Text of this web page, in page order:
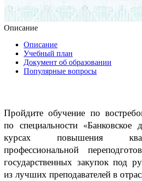
Описание
Описание
Учебный план
Документ об образовании
Популярные вопросы
Пройдите обучение по
по специальности «Банковское
курсах повышения
профессиональной
государственных закупок под
из лучших преподавателей в